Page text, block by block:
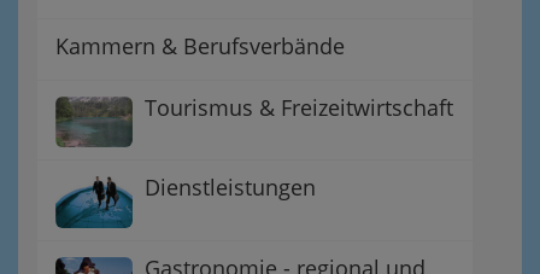
Kammern & Berufsverbände
Tourismus & Freizeitwirtschaft
Dienstleistungen
Gastronomie - regional und